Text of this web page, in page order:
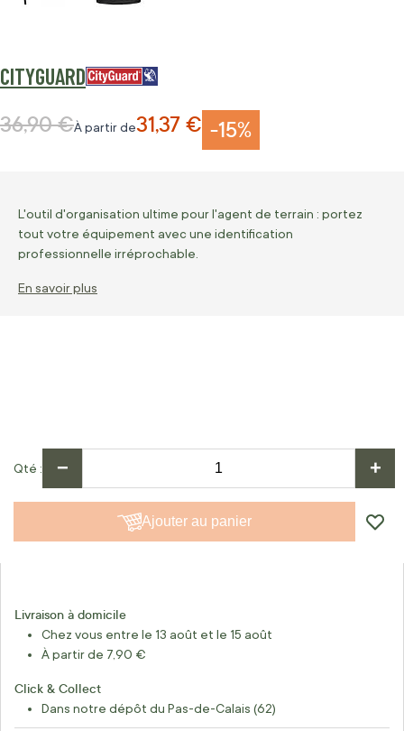
CITYGUARD
-15%
À partir de31,37 €
Prix normal
36,90 €
L'outil d'organisation ultime pour l'agent de terrain : portez
tout votre équipement avec une identification
professionnelle irréprochable.
En savoir plus
Qté − +
Ajouter au panier
Livraison à domicile
Chez vous entre le 13 août et le 15 août
À partir de 7,90 €
Click & Collect
Dans notre dépôt du Pas-de-Calais (62)